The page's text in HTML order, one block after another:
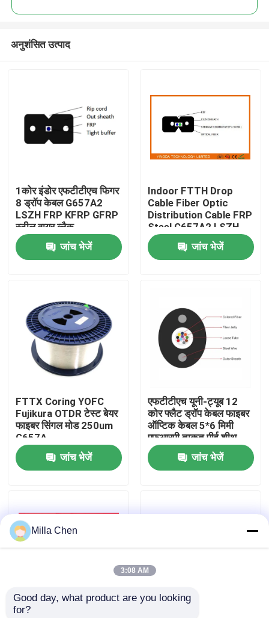
उत्पादों
हमारे बारे में
गुणवत्ता नियंत्रण
संपर्क करें
मामलों
एक उद्धरण का अनुरोध करें
फाइबर ऑप्टिक टर्मिनेशन बॉक्स
अनुशंसित उत्पाद
1कोर इंडोर एफटीटीएच फिगर
8 ड्रॉप केबल G657A2
LSZH FRP KFRP GFRP
स्टील वायर ब्लैक
जांच भेजें
Indoor FTTH Drop
Cable Fiber Optic
Distribution Cable FRP
Steel G657A2 LSZH
जांच भेजें
FTTX Coring YOFC
Fujikura OTDR टेस्ट बेयर
फाइबर सिंगल मोड 250um
G657A
जांच भेजें
एफटीटीएच यूनी-ट्यूब 12
कोर फ्लैट ड्रॉप केबल फाइबर
ऑप्टिक केबल 5*6 मिमी
एफआरपी ताकत पीई शीथ
जांच भेजें
Upc Apc FTTH 2*3mm
Milla Chen
3:08 AM
Good day, what product are you looking
for?